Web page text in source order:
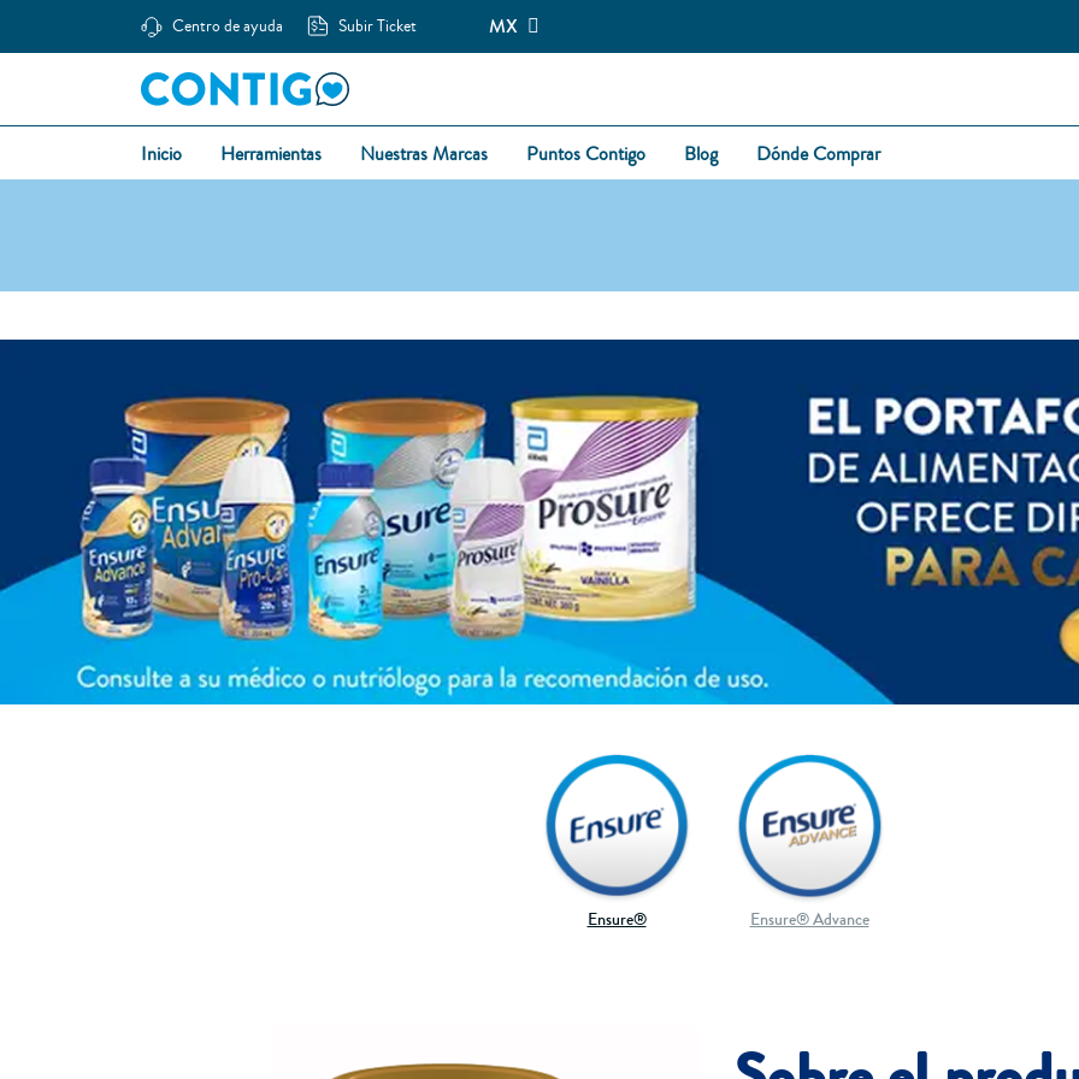
Centro de ayuda Subir Ticket MX
Inicio Herramientas Nuestras Marcas Puntos Contigo Blog Dónde Comprar
Ensure® Ensure® Advance